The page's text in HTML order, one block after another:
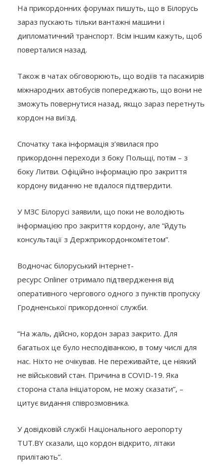
На прикордонних форумах пишуть, що в Білорусь
зараз пускають тільки вантажні машини і
дипломатичний транспорт. Всім іншим кажуть, щоб
поверталися назад.
Також в чатах обговорюють, що водіїв та пасажирів
міжнародних автобусів попереджають, що вони не
зможуть повернутися назад, якщо зараз перетнуть
кордон на виїзд.
Спочатку така інформація з’явилася про
прикордонні переходи з боку Польщі, потім – з
боку Литви. Офіційно інформацію про закриття
кордону виданню не вдалося підтвердити.
У МЗС Білорусі заявили, що поки не володіють
інформацією про закриття кордону, але “йдуть
консультації з Держприкордонкомітетом”.
Водночас білоруський інтернет-
ресурс Onliner отримало підтвердження від
оперативного чергового одного з пунктів пропуску
Гродненської прикордонної служби.
“На жаль, дійсно, кордон зараз закрито. Для
багатьох це було несподіванкою, в тому числі для
нас. Ніхто не очікував. Не переживайте, це ніякий
не військовий стан. Причина в COVID-19. Яка
сторона стала ініціатором, не можу сказати”, –
цитує видання співрозмовника.
У довідковій службі Національного аеропорту
TUT.BY сказали, що кордон відкрито, літаки
прилітають”.